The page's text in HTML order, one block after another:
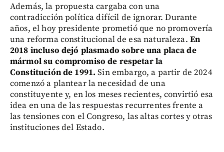
Además, la propuesta cargaba con una
contradicción política difícil de ignorar. Durante
años, el hoy presidente prometió que no promovería
una reforma constitucional de esa naturaleza. En
2018 incluso dejó plasmado sobre una placa de
mármol su compromiso de respetar la
Constitución de 1991. Sin embargo, a partir de 2024
comenzó a plantear la necesidad de una
constituyente y, en los meses recientes, convirtió esa
idea en una de las respuestas recurrentes frente a
las tensiones con el Congreso, las altas cortes y otras
instituciones del Estado.